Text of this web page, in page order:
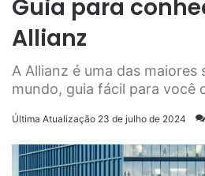
Guia para
Allianz
A Allianz é uma das maiores
mundo, guia fácil para você
Última Atualização 23 de julho de 2024